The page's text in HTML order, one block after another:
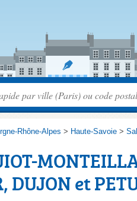
Rhône-Alpes > Haute-Savoie >
DUJON et